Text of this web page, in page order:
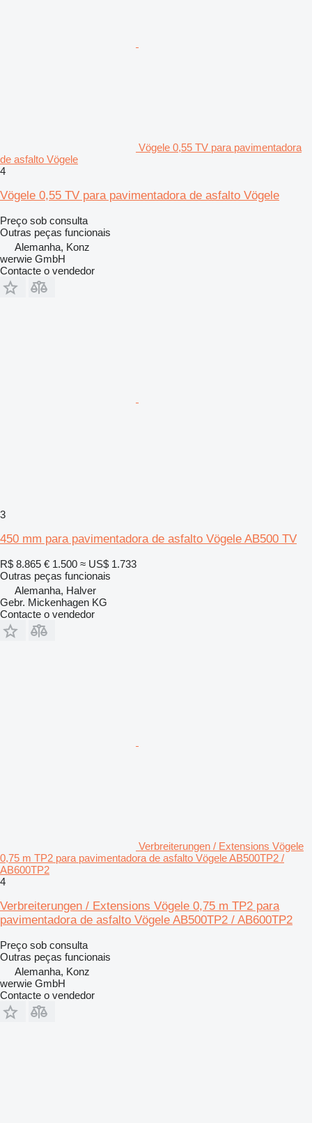
Vögele 0,55 TV para pavimentadora
de asfalto Vögele
4
Vögele 0,55 TV para pavimentadora de asfalto Vögele
Preço sob consulta
Outras peças funcionais
Alemanha, Konz
werwie GmbH
Contacte o vendedor
3
450 mm para pavimentadora de asfalto Vögele AB500 TV
R$ 8.865 € 1.500 ≈ US$ 1.733
Outras peças funcionais
Alemanha, Halver
Gebr. Mickenhagen KG
Contacte o vendedor
Verbreiterungen / Extensions Vögele
0,75 m TP2 para pavimentadora de asfalto Vögele AB500TP2 /
AB600TP2
4
Verbreiterungen / Extensions Vögele 0,75 m TP2 para
pavimentadora de asfalto Vögele AB500TP2 / AB600TP2
Preço sob consulta
Outras peças funcionais
Alemanha, Konz
werwie GmbH
Contacte o vendedor